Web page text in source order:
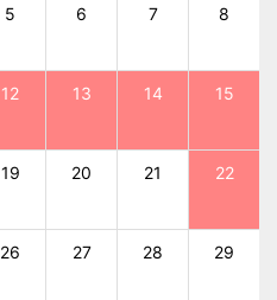
5 6 7 8
12 13 14 15
19 20 21 22
26 27 28 29